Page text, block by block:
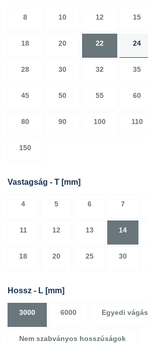
8 10 12 15
18 20 22 24
28 30 32 35
45 50 55 60
80 90 100 110
150
Vastagság - T [mm]
4 5 6 7
11 12 13 14
18 20 25 30
Hossz - L [mm]
3000 6000 Egyedi vágás
Nem szabványos hosszúságok